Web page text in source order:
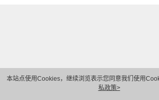
本站点使用Cookies，继续浏览表示您同意我们使用
私政策>